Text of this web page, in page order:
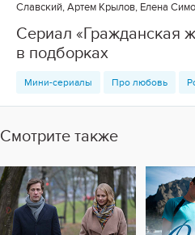
Славский, Артем Крылов, Елена
Сериал «Гражданская
в подборках
Мини-сериалы Про любовь
Смотрите также